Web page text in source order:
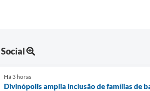
Social
Há 3 horas
Divinópolis amplia inclusão de famílias de